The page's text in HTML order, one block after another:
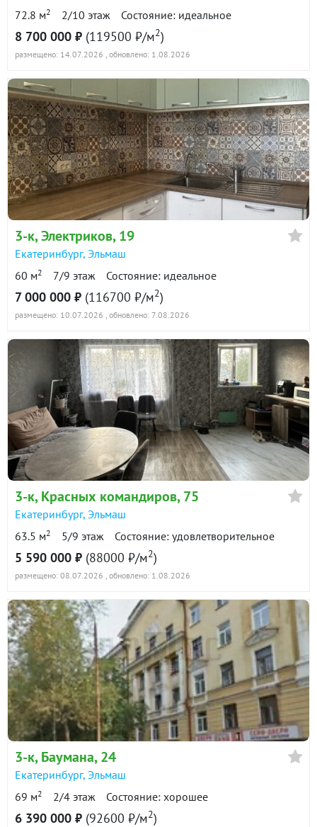
72.8 м2 2/10 этаж Состояние: идеальное
8 700 000 ₽ (119500 ₽/м2)
размещено: 14.07.2026 , обновлено: 1.08.2026
3-к, Электриков, 19
Екатеринбург, Эльмаш
60 м2 7/9 этаж Состояние: идеальное
7 000 000 ₽ (116700 ₽/м2)
размещено: 10.07.2026 , обновлено: 7.08.2026
3-к, Красных командиров, 75
Екатеринбург, Эльмаш
63.5 м2 5/9 этаж Состояние: удовлетворительное
5 590 000 ₽ (88000 ₽/м2)
размещено: 08.07.2026 , обновлено: 1.08.2026
3-к, Баумана, 24
Екатеринбург, Эльмаш
69 м2 2/4 этаж Состояние: хорошее
6 390 000 ₽ (92600 ₽/м2)